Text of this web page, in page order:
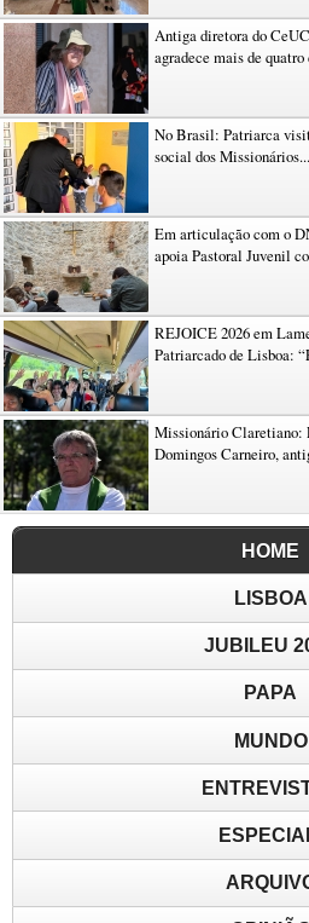
Antiga diretora do
agradece mais de quatro
No Brasil: Patriarca
social dos Missionários...
Em articulação com o
apoia Pastoral Juvenil
REJOICE 2026 em
Patriarcado de Lisboa:
Missionário Claretiano:
Domingos Carneiro,
HOME
LISBOA
JUBILEU
PAPA
MUNDO